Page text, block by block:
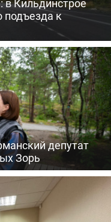
в Кильдинстрое
подъезда к
депутат
Зорь